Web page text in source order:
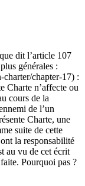
dit l’article 107
générales :
chapter-17) :
Charte n’affecte ou
cours de la
de l’un
Charte, une
suite de cette
la responsabilité
au vu de cet écrit
Pourquoi pas ?